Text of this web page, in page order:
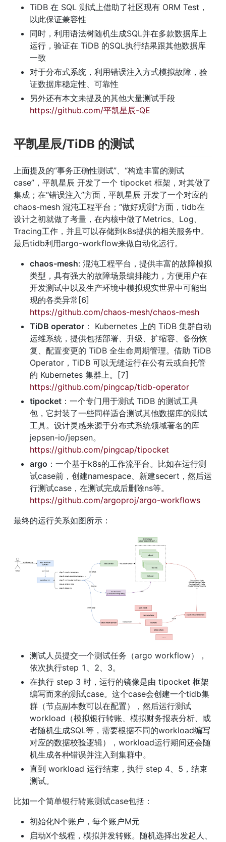
TiDB 在 SQL 测试上借助了社区现有 ORM Test，
以此保证兼容性
同时，利用语法树随机生成SQL并在多款数据库上
运行，验证在 TiDB 的SQL执行结果跟其他数据库
一致
对于分布式系统，利用错误注入方式模拟故障，验
证数据库稳定性、可靠性
另外还有本文未提及的其他大量测试手段
https://github.com/平凯星辰-QE
平凯星辰/TiDB 的测试
上面提及的“事务正确性测试”、“构造丰富的测试
case”，平凯星辰 开发了一个 tipocket 框架，对其做了
集成；在“错误注入”方面，平凯星辰 开发了一个对应的
chaos-mesh 混沌工程平台；“做好观测”方面，tidb在
设计之初就做了考量，在内核中做了Metrics、Log、
Tracing工作，并且可以存储到k8s提供的相关服务中。
最后tidb利用argo-workflow来做自动化运行。
chaos-mesh: 混沌工程平台，提供丰富的故障模拟
类型，具有强大的故障场景编排能力，方便用户在
开发测试中以及生产环境中模拟现实世界中可能出
现的各类异常[6]
https://github.com/chaos-mesh/chaos-mesh
TiDB operator ： Kubernetes 上的 TiDB 集群自动
运维系统，提供包括部署、升级、扩缩容、备份恢
复、配置变更的 TiDB 全生命周期管理。借助 TiDB
Operator，TiDB 可以无缝运行在公有云或自托管
的 Kubernetes 集群上。[7]
https://github.com/pingcap/tidb-operator
tipocket ：一个专门用于测试 TiDB 的测试工具
包，它封装了一些同样适合测试其他数据库的测试
工具。设计灵感来源于分布式系统领域著名的库
jepsen-io/jepsen。
https://github.com/pingcap/tipocket
argo ：一个基于k8s的工作流平台。比如在运行测
试case前，创建namespace、新建secert，然后运
行测试case，在测试完成后删除ns等。
https://github.com/argoproj/argo-workflows
最终的运行关系如图所示：
测试人员提交一个测试任务（argo workflow），
依次执行step 1、2、3。
在执行 step 3 时，运行的镜像是由 tipocket 框架
编写而来的测试case。这个case会创建一个tidb集
群（节点副本数可以在配置），然后运行测试
workload（模拟银行转账、模拟财务报表分析、或
者随机生成SQL等，需要根据不同的workload编写
对应的数据校验逻辑），workload运行期间还会随
机生成各种错误并注入到集群中。
直到 workload 运行结束，执行 step 4、5，结束
测试。
比如一个简单银行转账测试case包括：
初始化N个账户，每个账户M元
启动X个线程，模拟并发转账。随机选择出发起人、